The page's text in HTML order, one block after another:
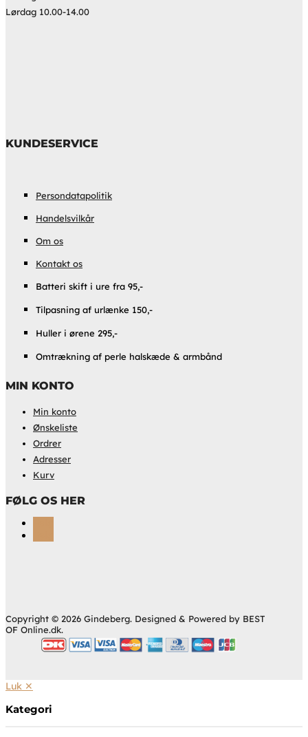
Lørdag 10.00-14.00
KUNDESERVICE
Persondatapolitik
Handelsvilkår
Om os
Kontakt os
Batteri skift i ure fra 95,-
Tilpasning af urlænke 150,-
Huller i ørene 295,-
Omtrækning af perle halskæde & armbånd
MIN KONTO
Min konto
Ønskeliste
Ordrer
Adresser
Kurv
FØLG OS HER
Copyright © 2026 Gindeberg. Designed & Powered by BEST
OF Online.dk.
Luk ✕
Kategori